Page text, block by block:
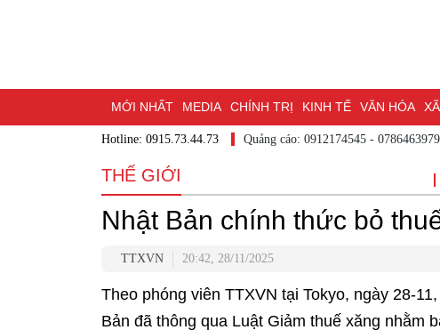
MỚI NHẤT MEDIA CHÍNH TRỊ KINH TẾ VĂN HÓA XÃ
DU LỊCH - ẨM THỰC CHUYỂN ĐỔI SỐ THỂ THAO ĐỒNG NAI
BẠN CẦN BIẾT ĐẠI HỘI
NHỊP CẦU NHÂN ÁI THÀNH PHỐ ĐỒNG NAI
Hotline: 0915.73.44.73 Quảng cáo: 0912174545 -
THẾ GIỚI
Nhật Bản chính thức bỏ
TTXVN 20:42, 28/11/2025
Theo phóng viên TTXVN tại Tokyo, ngày 28-
Bản đã thông qua Luật Giảm thuế xăng nhằm